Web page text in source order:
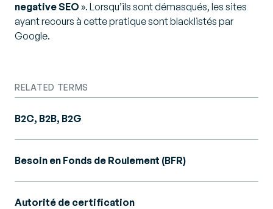
negative SEO ». Lorsqu’ils sont démasqués, les sites
ayant recours à cette pratique sont blacklistés par
Google.
RELATED TERMS
B2C, B2B, B2G
Besoin en Fonds de Roulement (BFR)
Autorité de certification